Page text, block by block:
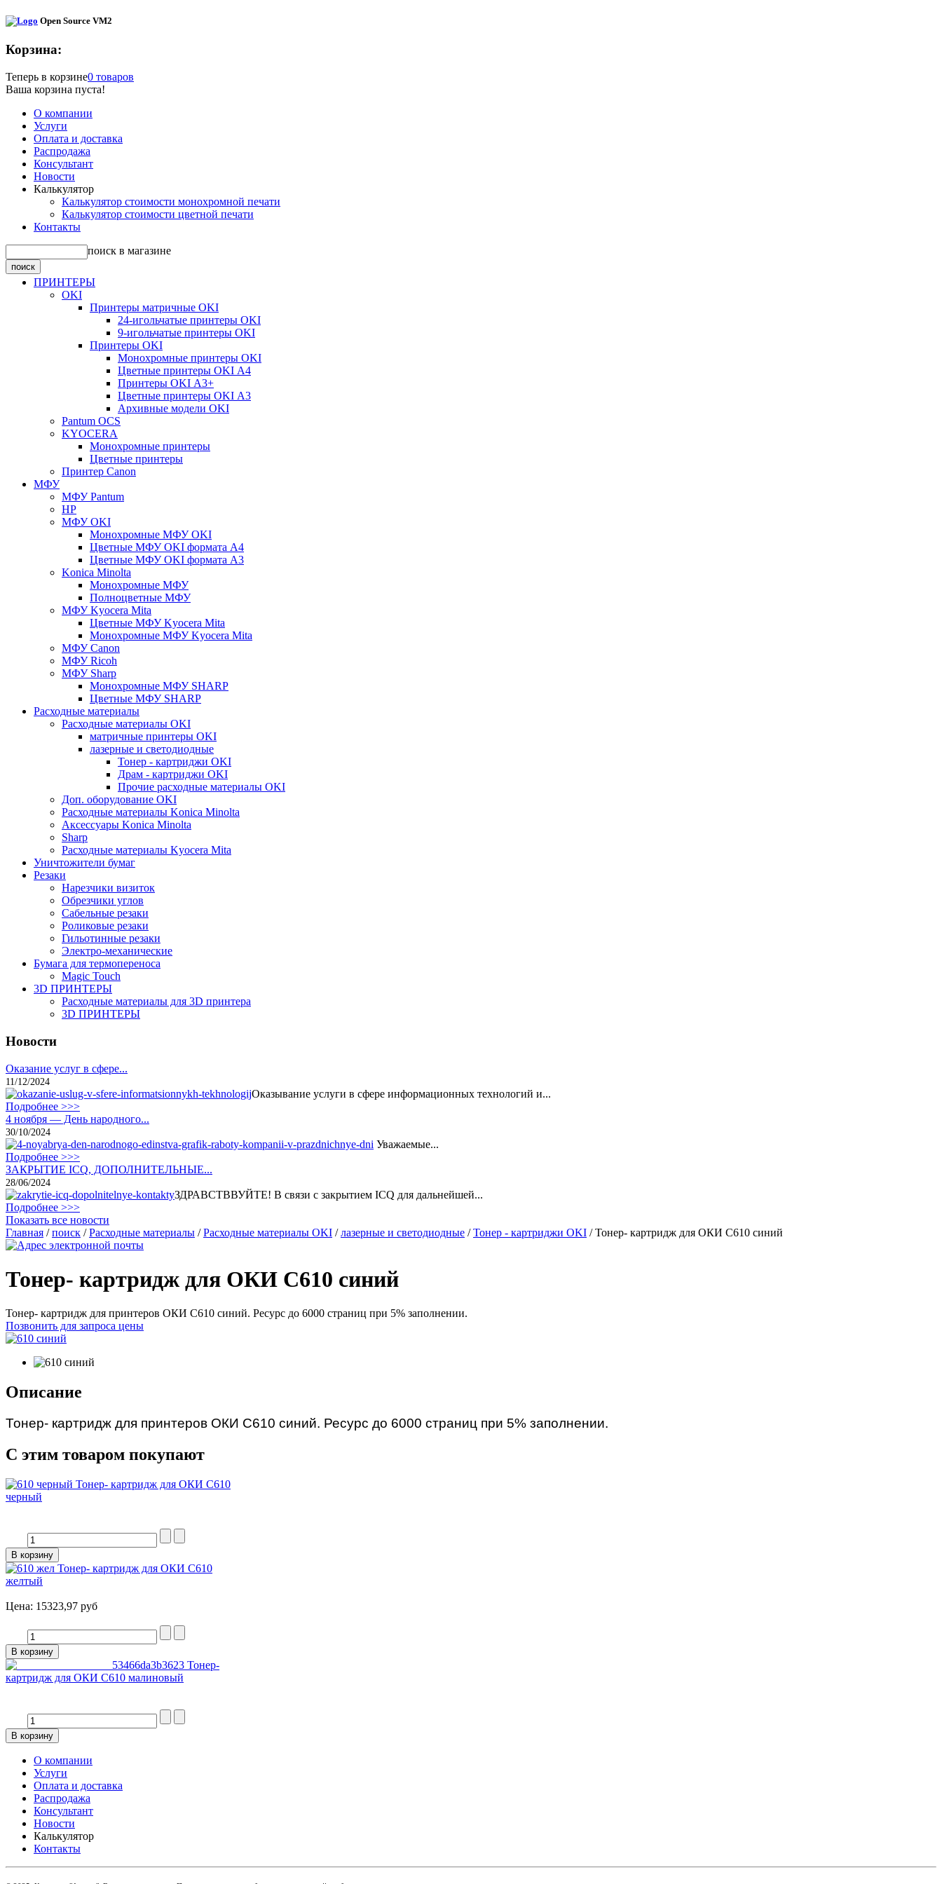
Open Source VM2
Корзина:
Теперь в корзине0 товаров
Ваша корзина пуста!
О компании
Услуги
Оплата и доставка
Распродажа
Консультант
Новости
Калькулятор
Калькулятор стоимости монохромной печати
Калькулятор стоимости цветной печати
Контакты
поиск в магазине
ПРИНТЕРЫ
OKI
Принтеры матричные OKI
24-игольчатые принтеры OKI
9-игольчатые принтеры OKI
Принтеры OKI
Монохромные принтеры OKI
Цветные принтеры OKI А4
Принтеры OKI А3+
Цветные принтеры OKI А3
Архивные модели OKI
Pantum OCS
KYOCERA
Монохромные принтеры
Цветные принтеры
Принтер Canon
МФУ
МФУ Pantum
HP
МФУ OKI
Монохромные МФУ OKI
Цветные МФУ OKI формата А4
Цветные МФУ OKI формата А3
Konica Minolta
Монохромные МФУ
Полноцветные МФУ
МФУ Kyocera Mita
Цветные МФУ Kyocera Mita
Монохромные МФУ Kyocera Mita
МФУ Canon
МФУ Ricoh
МФУ Sharp
Монохромные МФУ SHARP
Цветные МФУ SHARP
Расходные материалы
Расходные материалы OKI
матричные принтеры OKI
лазерные и светодиодные
Тонер - картриджи OKI
Драм - картриджи OKI
Прочие расходные материалы OKI
Доп. оборудование OKI
Расходные материалы Konica Minolta
Аксессуары Konica Minolta
Sharp
Расходные материалы Kyocera Mita
Уничтожители бумаг
Резаки
Нарезчики визиток
Обрезчики углов
Сабельные резаки
Роликовые резаки
Гильотинные резаки
Электро-механические
Бумага для термопереноса
Magic Touch
3D ПРИНТЕРЫ
Расходные материалы для 3D принтера
3D ПРИНТЕРЫ
Новости
Оказание услуг в сфере...
11/12/2024
Оказывание услуги в сфере информационных технологий и...
Подробнее >>>
4 ноября — День народного...
30/10/2024
Уважаемые...
Подробнее >>>
ЗАКРЫТИЕ ICQ, ДОПОЛНИТЕЛЬНЫЕ...
28/06/2024
ЗДРАВСТВВУЙТЕ! В связи с закрытием ICQ для дальнейшей...
Подробнее >>>
Показать все новости
Главная /поиск /Расходные материалы /Расходные материалы OKI /лазерные и светодиодные /Тонер - картриджи OKI /Тонер- картридж для ОКИ С610 синий
Тонер- картридж для ОКИ С610 синий
Тонер- картридж для принтеров ОКИ С610 синий. Ресурс до 6000 страниц при 5% заполнении.
Позвонить для запроса цены
Описание
Тонер- картридж для принтеров ОКИ С610 синий. Ресурс до 6000 страниц при 5% заполнении.
С этим товаром покупают
Тонер- картридж для ОКИ С610
черный
Тонер- картридж для ОКИ С610
желтый
Цена: 15323,97 руб
Тонер-
картридж для ОКИ С610 малиновый
О компании
Услуги
Оплата и доставка
Распродажа
Консультант
Новости
Калькулятор
Контакты